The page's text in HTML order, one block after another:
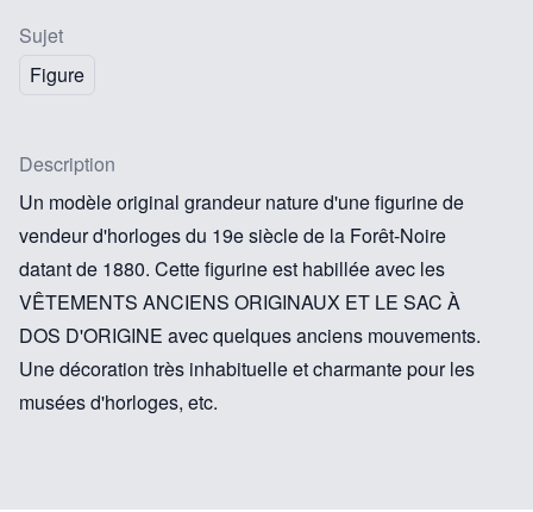
Sujet
Figure
Description
Un modèle original grandeur nature d'une figurine de
vendeur d'horloges du 19e siècle de la Forêt-Noire
datant de 1880. Cette figurine est habillée avec les
VÊTEMENTS ANCIENS ORIGINAUX ET LE SAC À
DOS D'ORIGINE avec quelques anciens mouvements.
Une décoration très inhabituelle et charmante pour les
musées d'horloges, etc.